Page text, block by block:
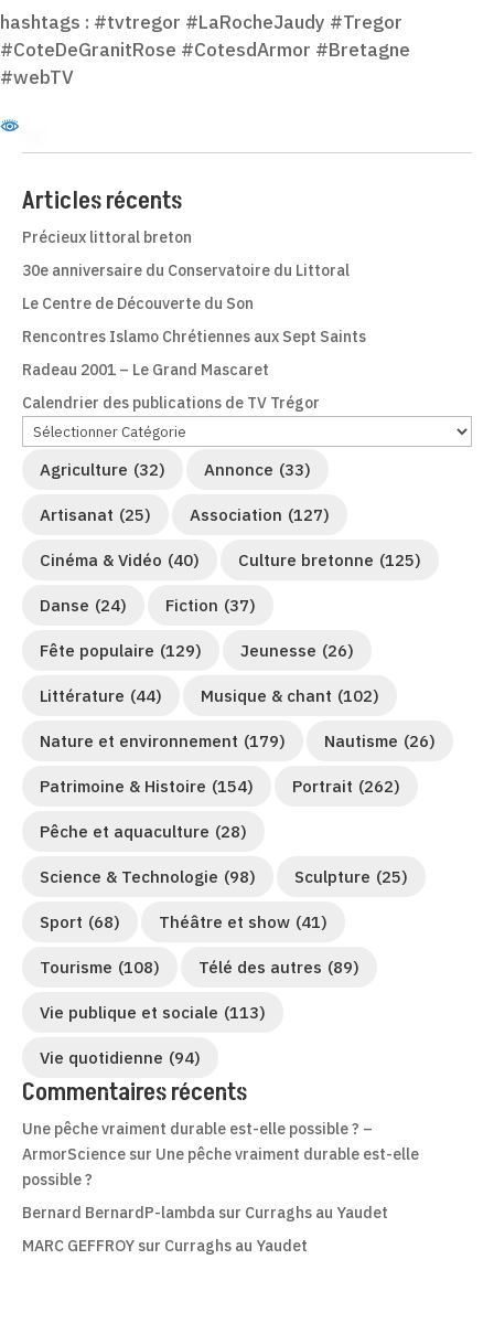
hashtags : #tvtregor #LaRocheJaudy #Tregor
#CoteDeGranitRose #CotesdArmor #Bretagne
#webTV
Articles récents
Précieux littoral breton
30e anniversaire du Conservatoire du Littoral
Le Centre de Découverte du Son
Rencontres Islamo Chrétiennes aux Sept Saints
Radeau 2001 – Le Grand Mascaret
Calendrier des publications de TV Trégor
Agriculture (32) Annonce (33)
Artisanat (25) Association (127)
Cinéma & Vidéo (40) Culture bretonne (125)
Danse (24) Fiction (37)
Fête populaire (129) Jeunesse (26)
Littérature (44) Musique & chant (102)
Nature et environnement (179) Nautisme (26)
Patrimoine & Histoire (154) Portrait (262)
Pêche et aquaculture (28)
Science & Technologie (98) Sculpture (25)
Sport (68) Théâtre et show (41)
Tourisme (108) Télé des autres (89)
Vie publique et sociale (113)
Vie quotidienne (94)
Commentaires récents
Une pêche vraiment durable est-elle possible ? –
ArmorScience sur Une pêche vraiment durable est-elle
possible ?
Bernard BernardP-lambda sur Curraghs au Yaudet
MARC GEFFROY sur Curraghs au Yaudet